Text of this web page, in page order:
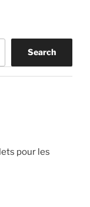
Search
pour les